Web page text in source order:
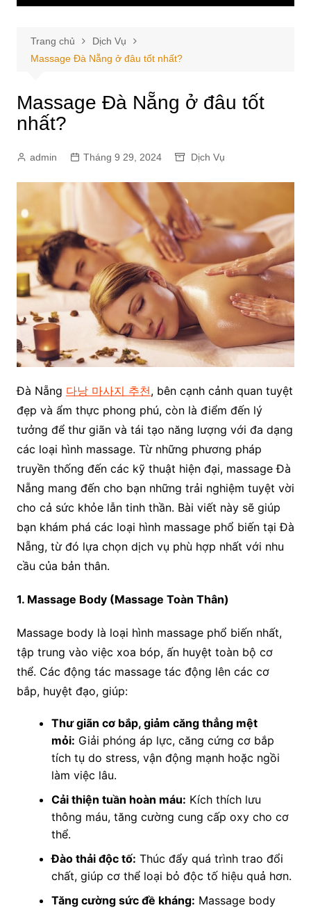
Trang chủ
Dịch Vụ
Massage Đà Nẵng ở đâu tốt nhất?
Massage Đà Nẵng ở đâu tốt
nhất?
admin Tháng 9 29, 2024 Dịch Vụ
Đà Nẵng 다낭 마사지 추천, bên cạnh cảnh quan tuyệt
đẹp và ẩm thực phong phú, còn là điểm đến lý
tưởng để thư giãn và tái tạo năng lượng với đa dạng
các loại hình massage. Từ những phương pháp
truyền thống đến các kỹ thuật hiện đại, massage Đà
Nẵng mang đến cho bạn những trải nghiệm tuyệt vời
cho cả sức khỏe lẫn tinh thần. Bài viết này sẽ giúp
bạn khám phá các loại hình massage phổ biến tại Đà
Nẵng, từ đó lựa chọn dịch vụ phù hợp nhất với nhu
cầu của bản thân.
1. Massage Body (Massage Toàn Thân)
Massage body là loại hình massage phổ biến nhất,
tập trung vào việc xoa bóp, ấn huyệt toàn bộ cơ
thể. Các động tác massage tác động lên các cơ
bắp, huyệt đạo, giúp:
Thư giãn cơ bắp, giảm căng thẳng mệt
mỏi: Giải phóng áp lực, căng cứng cơ bắp
tích tụ do stress, vận động mạnh hoặc ngồi
làm việc lâu.
Cải thiện tuần hoàn máu: Kích thích lưu
thông máu, tăng cường cung cấp oxy cho cơ
thể.
Đào thải độc tố: Thúc đẩy quá trình trao đổi
chất, giúp cơ thể loại bỏ độc tố hiệu quả hơn.
Tăng cường sức đề kháng: Massage body